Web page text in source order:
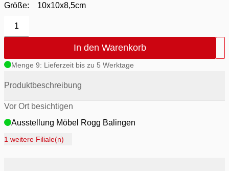
Größe: 10x10x8,5cm
1
In den Warenkorb
Menge 9: Lieferzeit bis zu 5 Werktage
Produktbeschreibung
Vor Ort besichtigen
Ausstellung Möbel Rogg Balingen
Ausstellung Rogg Discount Balingen
1 weitere Filiale(n)